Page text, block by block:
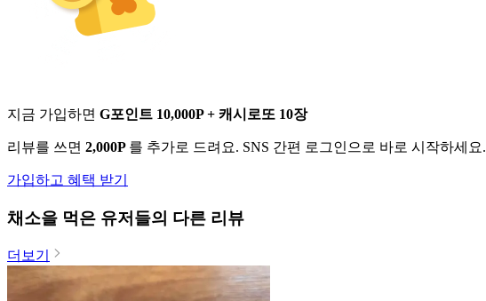
지금 가입하면 G포인트 10,000P + 캐시로또 10장
리뷰를 쓰면 2,000P 를 추가로 드려요. SNS 간편 로그인으로 바로 시작하세요.
가입하고 혜택 받기
채소을 먹은 유저들의 다른 리뷰
더보기